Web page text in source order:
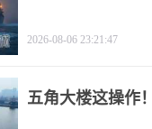
2026-08-06 23:21:47
五角大楼这操作